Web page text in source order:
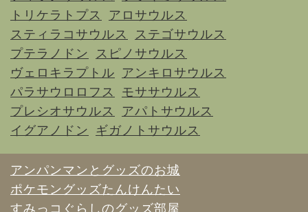
トリケラトプス
アロサウルス
スティラコサウルス
ステゴサウルス
プテラノドン
スピノサウルス
ヴェロキラプトル アンキロサウルス
パラサウロロフス
モササウルス
プレシオサウルス
アパトサウルス
イグアノドン
ギガノトサウルス
アンパンマンとグッズのお城
ポケモングッズたんけんたい
すみっコぐらしのグッズ部屋